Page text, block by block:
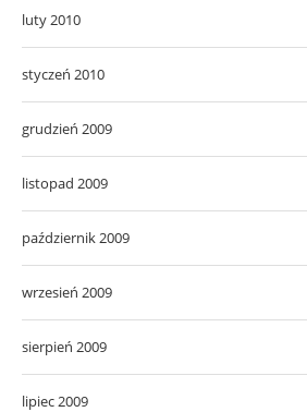
luty 2010
styczeń 2010
grudzień 2009
listopad 2009
październik 2009
wrzesień 2009
sierpień 2009
lipiec 2009